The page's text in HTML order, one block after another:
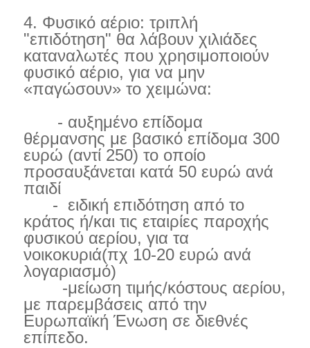
4. Φυσικό αέριο: τριπλή
"επιδότηση" θα λάβουν χιλιάδες
καταναλωτές που χρησιμοποιούν
φυσικό αέριο, για να μην
«παγώσουν» το χειμώνα:
- αυξημένο επίδομα
θέρμανσης με βασικό επίδομα 300
ευρώ (αντί 250) το οποίο
προσαυξάνεται κατά 50 ευρώ ανά
παιδί
- ειδική επιδότηση από το
κράτος ή/και τις εταιρίες παροχής
φυσικού αερίου, για τα
νοικοκυριά(πχ 10-20 ευρώ ανά
λογαριασμό)
-μείωση τιμής/κόστους αερίου,
με παρεμβάσεις από την
Ευρωπαϊκή Ένωση σε διεθνές
επίπεδο.